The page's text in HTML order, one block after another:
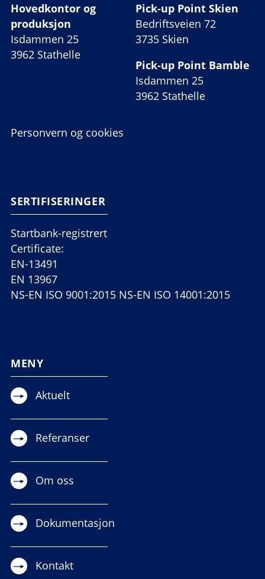
Hovedkontor og
produksjon
Isdammen 25
3962 Stathelle
Pick-up Point Skien
Bedriftsveien 72
3735 Skien
Pick-up Point Bamble
Isdammen 25
3962 Stathelle
Personvern og cookies
SERTIFISERINGER
Startbank-registrert
Certificate:
EN-13491
EN 13967
NS-EN ISO 9001:2015 NS-EN ISO 14001:2015
MENY
Aktuelt
Referanser
Om oss
Dokumentasjon
Kontakt